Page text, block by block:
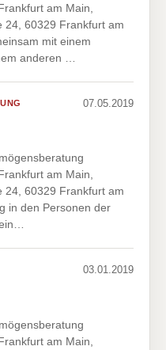
am Main,
24, 60329 Frankfurt am
mit einem
anderen …
07.05.2019
am Main,
24, 60329 Frankfurt am
in den Personen der
03.01.2019
am Main,